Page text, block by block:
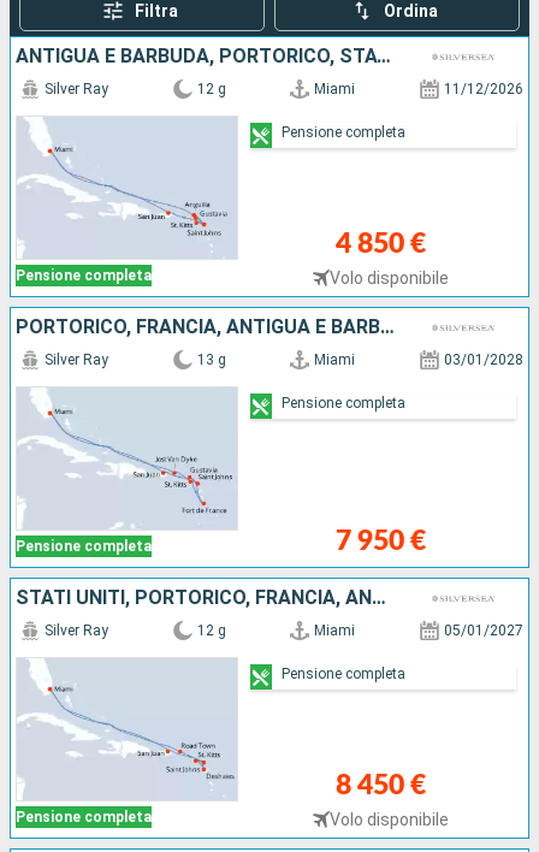
Filtra Ordina
ANTIGUA E BARBUDA, PORTORICO, STATI UNITI, FRANCIA, ANGUILLA
Pensione completa
Silver Ray 12 g Miami 11/12/2026
4 850 €
Volo disponibile
Pensione completa
PORTORICO, FRANCIA, ANTIGUA E BARBUDA, MARTINICA, JOST VAN DYKE, STATI UNITI
Pensione completa
Silver Ray 13 g Miami 03/01/2028
7 950 €
Pensione completa
STATI UNITI, PORTORICO, FRANCIA, ANTIGUA E BARBUDA, TORTOLA
Pensione completa
Silver Ray 12 g Miami 05/01/2027
8 450 €
Volo disponibile
Pensione completa